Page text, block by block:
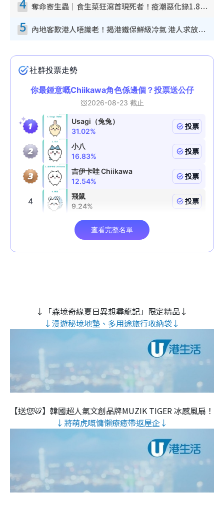
奪命寄生蟲｜食生菜狂瀉首現死者！疫潮惡化錄1.8萬宗病例 揭洗菜3大謬誤
5 內地客歎港人唔識老！揭港鐵保鮮級冷氣 港人求放過：咪投訴
↓「森境奇緣夏日異想尋龍記」限定精品↓
↓漫遊秘境地墊、多用途旅行收納袋↓
【送您🐯】韓國超人氣文創品牌MUZIK TIGER 冰感風扇！
↓將萌虎嘅慵懶療癒帶返屋企↓